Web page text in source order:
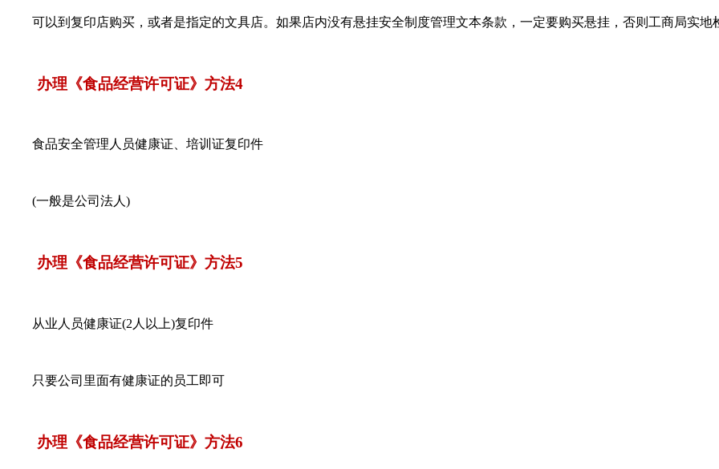
可以到复印店购买，或者是指定的文具店。如果店内没有悬挂安全制度管理文本条款，一定要购买悬挂，否则工商局实地
办理《食品经营许可证》方法4
食品安全管理人员健康证、培训证复印件
(一般是公司法人)
办理《食品经营许可证》方法5
从业人员健康证(2人以上)复印件
只要公司里面有健康证的员工即可
办理《食品经营许可证》方法6